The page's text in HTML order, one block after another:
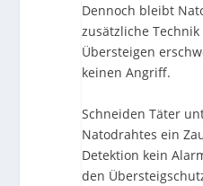
Dennoch bleibt
zusätzliche
Übersteigen
keinen Angriff.
Schneiden Täter
Natodrahtes ein
Detektion kein
den